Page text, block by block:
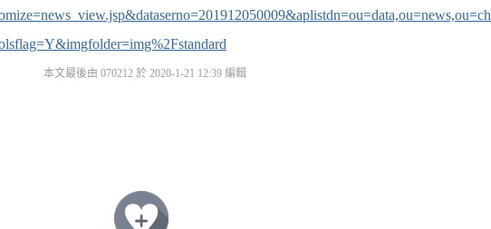
本文最後由 070212 於 2020-1-21 12:39 編輯